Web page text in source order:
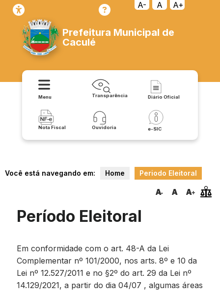
A- A A+
Prefeitura Municipal de
Caculé
Menu Transparência Diário Oficial
Nota Fiscal Ouvidoria e-SIC
Você está navegando em: Home Periodo Eleitoral
Período Eleitoral
Em conformidade com o art. 48-A da Lei
Complementar nº 101/2000, nos arts. 8º e 10 da
Lei nº 12.527/2011 e no §2º do art. 29 da Lei nº
14.129/2021, a partir do dia 04/07 , algumas áreas